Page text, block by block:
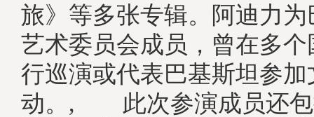
旅》等多张专辑。阿迪力
艺术委员会成员，曾在多
行巡演或代表巴基斯坦参
动。, 此次参演成员还包